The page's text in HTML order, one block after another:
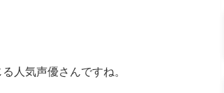
人気声優さんですね。